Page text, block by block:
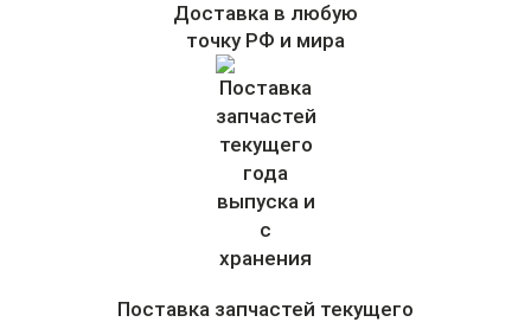
Доставка в любую
точку РФ и мира
Поставка запчастей текущего